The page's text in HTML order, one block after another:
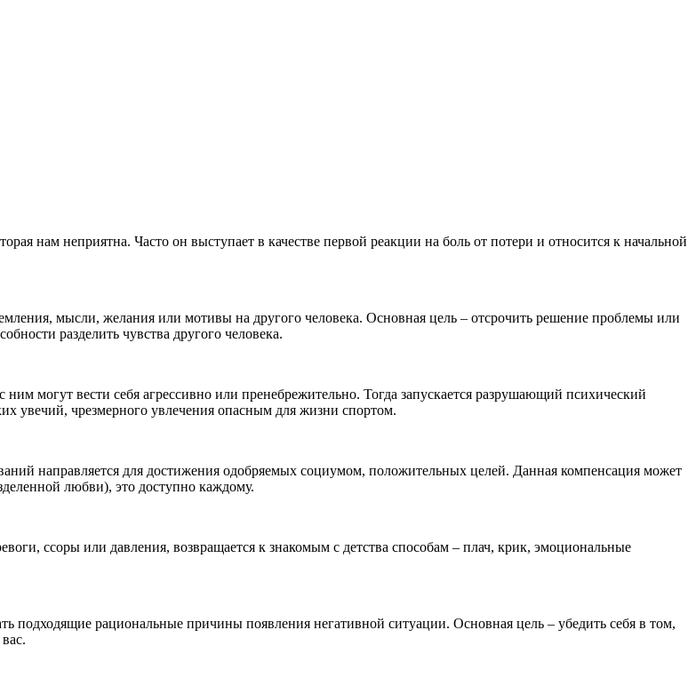
нам неприятна. Часто он выступает в качестве первой реакции на боль от потери и относится к начальной
мысли, желания или мотивы на другого человека. Основная цель – отсрочить решение проблемы или
разделить чувства другого человека.
могут вести себя агрессивно или пренебрежительно. Тогда запускается разрушающий психический
увечий, чрезмерного увлечения опасным для жизни спортом.
направляется для достижения одобряемых социумом, положительных целей. Данная компенсация может
любви), это доступно каждому.
ссоры или давления, возвращается к знакомым с детства способам – плач, крик, эмоциональные
подходящие рациональные причины появления негативной ситуации. Основная цель – убедить себя в том,